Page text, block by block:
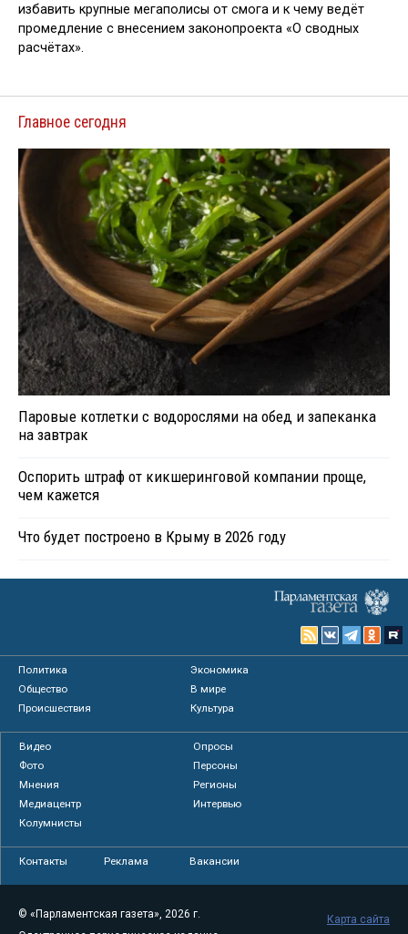
избавить крупные мегаполисы от смога и к чему ведёт
промедление с внесением законопроекта «О сводных
расчётах».
Главное сегодня
Паровые котлетки с водорослями на обед и запеканка
на завтрак
Оспорить штраф от кикшеринговой компании проще,
чем кажется
Что будет построено в Крыму в 2026 году
Политика
Экономика
Общество
В мире
Происшествия
Культура
Видео
Опросы
Фото
Персоны
Мнения
Регионы
Медиацентр
Интервью
Колумнисты
Контакты Реклама Вакансии
© «Парламентская газета», 2026 г.
Карта сайта